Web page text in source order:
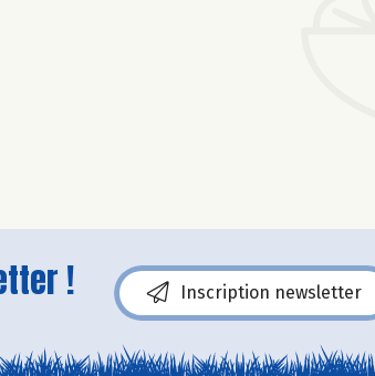
! Inscription newsletter